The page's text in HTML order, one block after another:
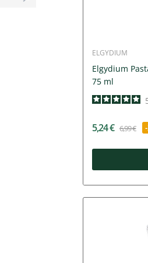
ELGYDIUM
Elgydium
75 ml
5,24 € 6,99 €